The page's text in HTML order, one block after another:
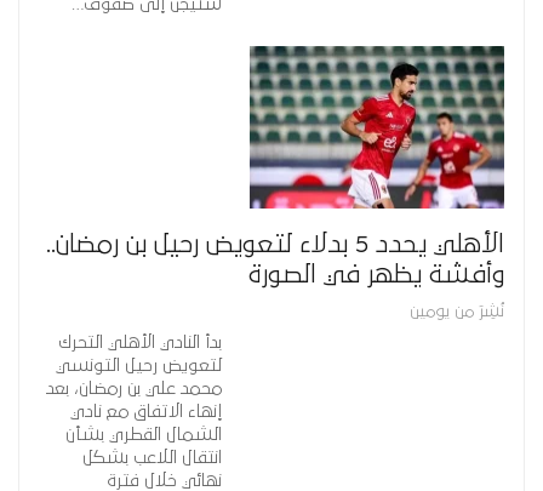
شتيجن إلى صفوف…
الأهلي يحدد 5 بدلاء لتعويض رحيل بن رمضان..
وأفشة يظهر في الصورة
نُشِرَ من يومين
بدأ النادي الأهلي التحرك
لتعويض رحيل التونسي
محمد علي بن رمضان، بعد
إنهاء الاتفاق مع نادي
الشمال القطري بشأن
انتقال اللاعب بشكل
نهائي خلال فترة